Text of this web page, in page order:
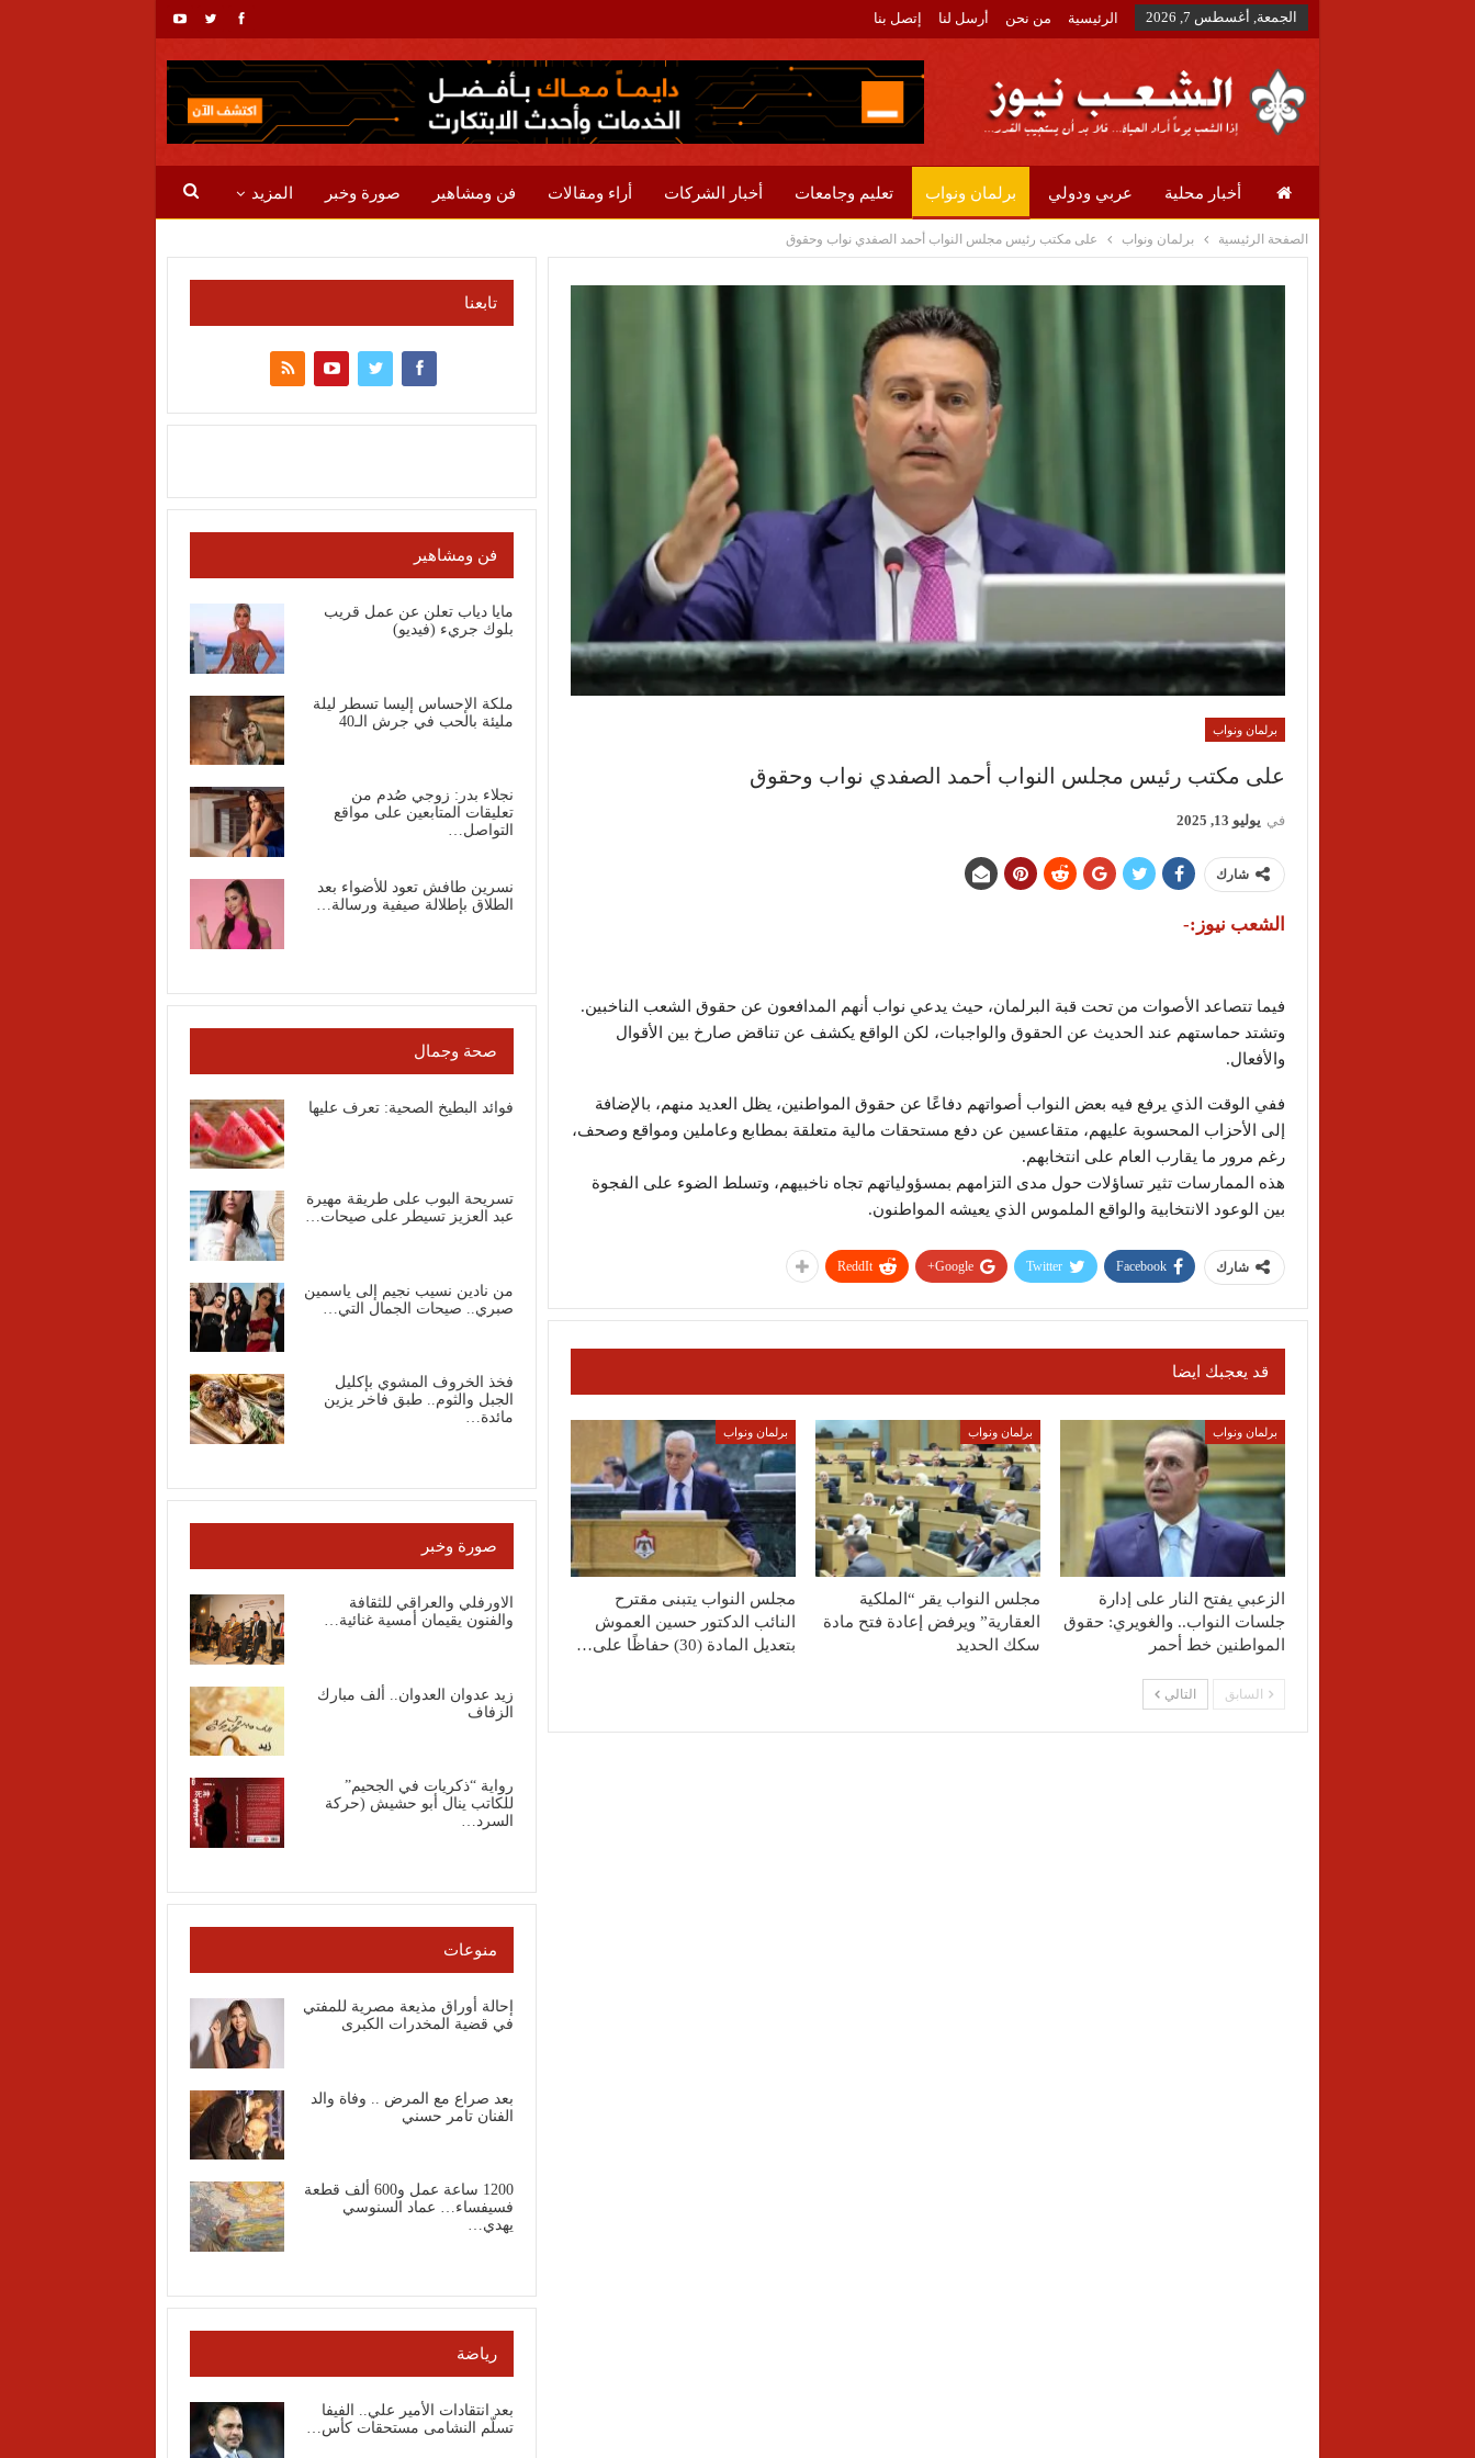
الجمعة, أغسطس 7, 2026 الرئيسية من نحن أرسل لنا إتصل بنا
أخبار محلية عربي ودولي برلمان ونواب تعليم وجامعات أخبار الشركات أراء ومقالات فن ومشاهير صورة وخبر المزيد
الصفحة الرئيسية برلمان ونواب على مكتب رئيس مجلس النواب أحمد الصفدي نواب وحقوق
برلمان ونواب
على مكتب رئيس مجلس النواب أحمد الصفدي نواب وحقوق
في يوليو 13, 2025
شارك
الشعب نيوز:-
فيما تتصاعد الأصوات من تحت قبة البرلمان، حيث يدعي نواب أنهم المدافعون عن حقوق الشعب الناخبين.
وتشتد حماستهم عند الحديث عن الحقوق والواجبات، لكن الواقع يكشف عن تناقض صارخ بين الأقوال
والأفعال.
ففي الوقت الذي يرفع فيه بعض النواب أصواتهم دفاعًا عن حقوق المواطنين، يظل العديد منهم، بالإضافة
إلى الأحزاب المحسوبة عليهم، متقاعسين عن دفع مستحقات مالية متعلقة بمطابع وعاملين ومواقع وصحف،
رغم مرور ما يقارب العام على انتخابهم.
هذه الممارسات تثير تساؤلات حول مدى التزامهم بمسؤولياتهم تجاه ناخبيهم، وتسلط الضوء على الفجوة
بين الوعود الانتخابية والواقع الملموس الذي يعيشه المواطنون.
شارك Facebook
Twitter
Google+
ReddIt
قد يعجبك ايضا
برلمان ونواب
الزعبي يفتح النار على إدارة
جلسات النواب.. والغويري: حقوق
المواطنين خط أحمر
برلمان ونواب
مجلس النواب يقر “الملكية
العقارية” ويرفض إعادة فتح مادة
سكك الحديد
برلمان ونواب
مجلس النواب يتبنى مقترح
النائب الدكتور حسين العموش
بتعديل المادة (30) حفاظًا على…
السابق التالي
تابعنا
فن ومشاهير
مايا دياب تعلن عن عمل قريب
بلوك جريء (فيديو)
ملكة الإحساس إليسا تسطر ليلة
مليئة بالحب في جرش الـ40
نجلاء بدر: زوجي صُدم من
تعليقات المتابعين على مواقع
التواصل…
نسرين طافش تعود للأضواء بعد
الطلاق بإطلالة صيفية ورسالة…
صحة وجمال
فوائد البطيخ الصحية: تعرف عليها
تسريحة البوب على طريقة مهيرة
عبد العزيز تسيطر على صيحات…
من نادين نسيب نجيم إلى ياسمين
صبري.. صيحات الجمال التي…
فخذ الخروف المشوي بإكليل
الجبل والثوم.. طبق فاخر يزين
مائدة…
صورة وخبر
الاورفلي والعراقي للثقافة
والفنون يقيمان أمسية غنائية…
زيد عدوان العدوان.. ألف مبارك
الزفاف
رواية “ذكريات في الجحيم”
للكاتب ينال أبو حشيش (حركة
السرد…
منوعات
إحالة أوراق مذيعة مصرية للمفتي
في قضية المخدرات الكبرى
بعد صراع مع المرض .. وفاة والد
الفنان تامر حسني
1200 ساعة عمل و600 ألف قطعة
فسيفساء… عماد السنوسي
يهدي…
رياضة
بعد انتقادات الأمير علي.. الفيفا
تسلّم النشامى مستحقات كأس…